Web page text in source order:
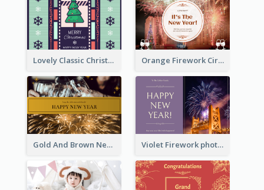
Lovely Classic Christmas Greeting Card Design Orange Firework Circle New Year Greeting Card
Gold And Brown New Year Celebration Greeting Card Violet Firework photo 2021 New Year Greeting Card